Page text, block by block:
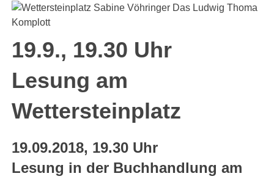
19.9., 19.30 Uhr
Lesung am
Wettersteinplatz
19.09.2018, 19.30 Uhr
Lesung in der Buchhandlung am